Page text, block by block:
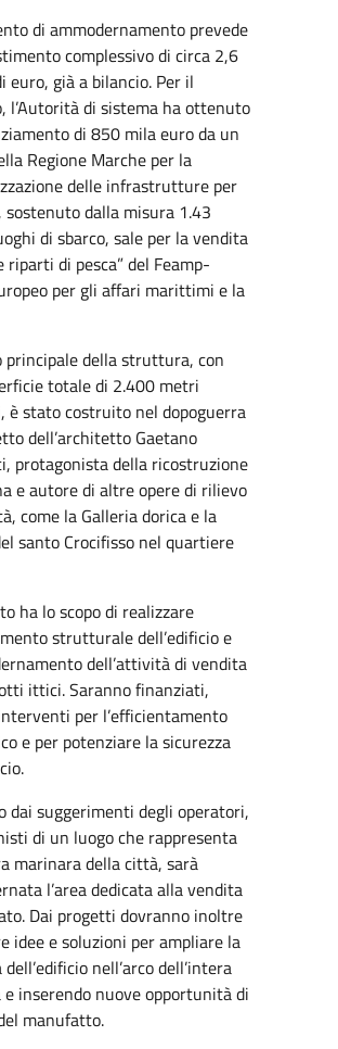
di ammodernamento prevede
complessivo di circa 2,6
euro, già a bilancio. Per il
l’Autorità di sistema ha ottenuto
di 850 mila euro da un
Regione Marche per la
delle infrastrutture per
sostenuto dalla misura 1.43
di sbarco, sale per la vendita
riparti di pesca” del Feamp-
per gli affari marittimi e la
principale della struttura, con
totale di 2.400 metri
è stato costruito nel dopoguerra
dell’architetto Gaetano
protagonista della ricostruzione
e autore di altre opere di rilievo
come la Galleria dorica e la
santo Crocifisso nel quartiere
ha lo scopo di realizzare
strutturale dell’edificio e
dell’attività di vendita
ittici. Saranno finanziati,
per l’efficientamento
e per potenziare la sicurezza
dai suggerimenti degli operatori,
di un luogo che rappresenta
marinara della città, sarà
l’area dedicata alla vendita
Dai progetti dovranno inoltre
idee e soluzioni per ampliare la
nell’arco dell’intera
inserendo nuove opportunità di
manufatto.